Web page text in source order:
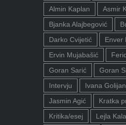
Almin Kaplan
Asmir
Bjanka Alajbegović
Darko Cvijetić
Enver
Ervin Mujabašić
Goran Sarić
Goran
Intervju
Ivana
Jasmin Agić
Kratka
Kritika/esej
Lejla